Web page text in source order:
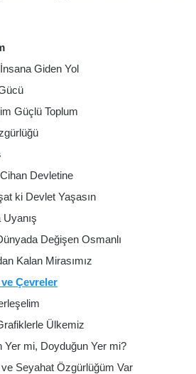
Giden Yol
Güçlü Toplum
Devletine
ki Devlet Yaşasın
Uyanış
Değişen Osmanlı
Kalan Mirasımız
Çevreler
Ülkemiz
Yer mi, Doyduğun Yer mi?
Seyahat Özgürlüğüm Var